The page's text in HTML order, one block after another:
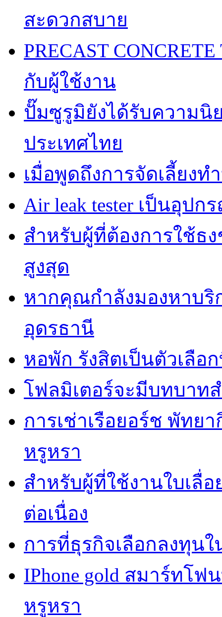
สะดวกสบาย
PRECAST
กับผู้ใช้งาน
ปั๊มซูรูมิยังได้รับความนิ
ประเทศไทย
เมื่อพูดถึงการจัดเลี้ยง
Air leak tester เป็นอุป
สำหรับผู้ที่ต้องการใช้ธ
สูงสุด
หากคุณกำลังมองหาบริ
อุดรธานี
หอพัก รังสิตเป็นตัวเลือ
โฟลมิเตอร์จะมีบทบา
การเช่าเรือยอร์ช พัทย
หรูหรา
สำหรับผู้ที่ใช้งานใบเลื่
ต่อเนื่อง
การที่ธุรกิจเลือกลงทุน
IPhone gold สมาร์ทโ
หรูหรา